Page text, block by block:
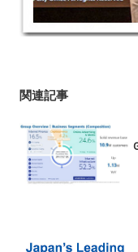
関連記事